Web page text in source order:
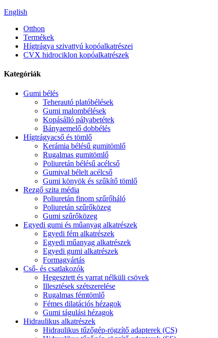
English
Otthon
Termékek
Hígtrágya szivattyú kopóalkatrészei
CVX hidrociklon kopóalkatrészek
Kategóriák
Gumi bélés
Teherautó platóbélések
Gumi malombélések
Kopásálló pályabetétek
Bányaemelő dobbélés
Hígtrágyacső és tömlő
Kerámia bélésű gumitömlő
Rugalmas gumitömlő
Poliuretán bélésű acélcső
Gumival bélelt acélcső
Gumi könyök és szűkítő tömlő
Rezgő szita média
Poliuretán finom szűrőháló
Poliuretán szűrőközeg
Gumi szűrőközeg
Egyedi gumi és műanyag alkatrészek
Egyedi fém alkatrészek
Egyedi műanyag alkatrészek
Egyedi gumi alkatrészek
Formagyártás
Cső- és csatlakozók
Hegesztett és varrat nélküli csövek
Illesztések szétszerelése
Rugalmas fémtömlő
Fémes dilatációs hézagok
Gumi tágulási hézagok
Hidraulikus alkatrészek
Hidraulikus tűzőgép-rögzítő adapterek (CS)